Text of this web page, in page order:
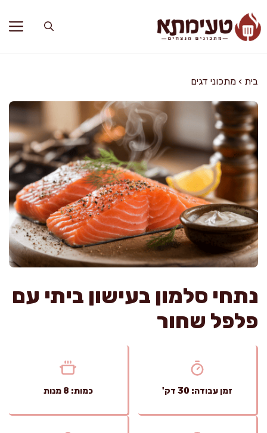
לתוכן
בית › מתכוני דגים
נתחי סלמון בעישון ביתי עם
פלפל שחור
זמן עבודה: 30 דק' כמות: 8 מנות